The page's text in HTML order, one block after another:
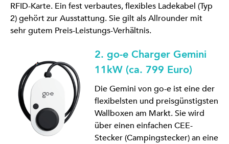
RFID-Karte. Ein fest verbautes, flexibles Ladekabel (Typ
2) gehört zur Ausstattung. Sie gilt als Allrounder mit
sehr gutem Preis-Leistungs-Verhältnis.
2. go-e Charger Gemini
11kW (ca. 799 Euro)
Die Gemini von go-e ist eine der
flexibelsten und preisgünstigsten
Wallboxen am Markt. Sie wird
über einen einfachen CEE-
Stecker (Campingstecker) an eine